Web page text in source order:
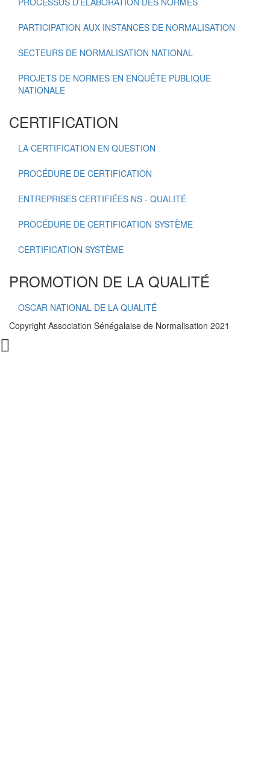
PARTICIPATION AUX INSTANCES DE NORMALISATION
SECTEURS DE NORMALISATION NATIONAL
PROJETS DE NORMES EN ENQUÊTE PUBLIQUE
NATIONALE
CERTIFICATION
LA CERTIFICATION EN QUESTION
PROCÉDURE DE CERTIFICATION
ENTREPRISES CERTIFIÉES NS - QUALITÉ
PROCÉDURE DE CERTIFICATION SYSTÈME
CERTIFICATION SYSTÈME
PROMOTION DE LA QUALITÉ
OSCAR NATIONAL DE LA QUALITÉ
Copyright Association Sénégalaise de Normalisation 2021